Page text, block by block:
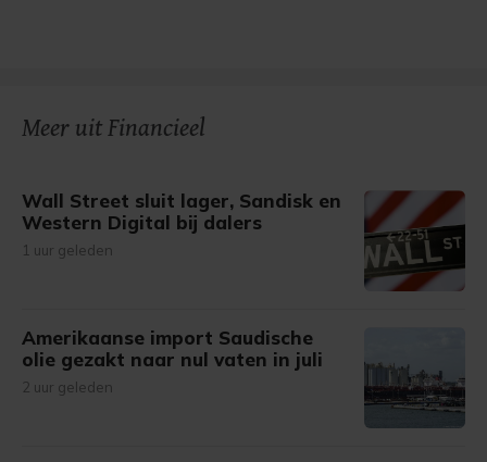
Meer uit Financieel
Wall Street sluit lager, Sandisk en
Western Digital bij dalers
1 uur geleden
Amerikaanse import Saudische
olie gezakt naar nul vaten in juli
2 uur geleden